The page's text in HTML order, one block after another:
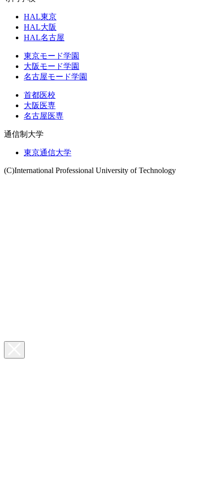
HAL東京
HAL大阪
HAL名古屋
東京モード学園
大阪モード学園
名古屋モード学園
首都医校
大阪医専
名古屋医専
通信制大学
東京通信大学
(C)International Professional University of Technology